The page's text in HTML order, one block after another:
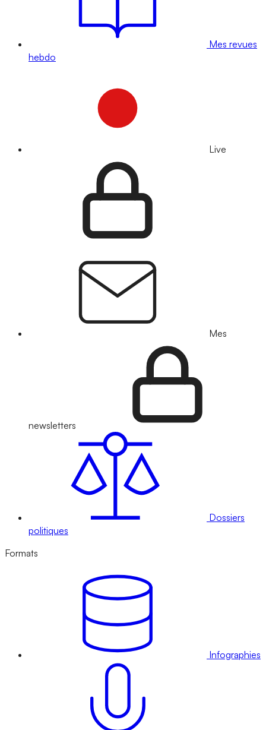
Mes revues
hebdo
Live
Mes
newsletters
Dossiers
politiques
Formats
Infographies